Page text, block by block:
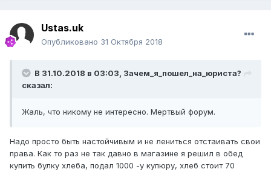
Ustas.uk
Опубликовано 31 Октября 2018
В 31.10.2018 в 03:03, Зачем_я_пошел_на_юриста?
сказал:
Жаль, что никому не интересно. Мертвый форум.
Надо просто быть настойчивым и не лениться отстаивать свои
права. Как то раз не так давно в магазине я решил в обед
купить булку хлеба, подал 1000 -у купюру, хлеб стоит 70